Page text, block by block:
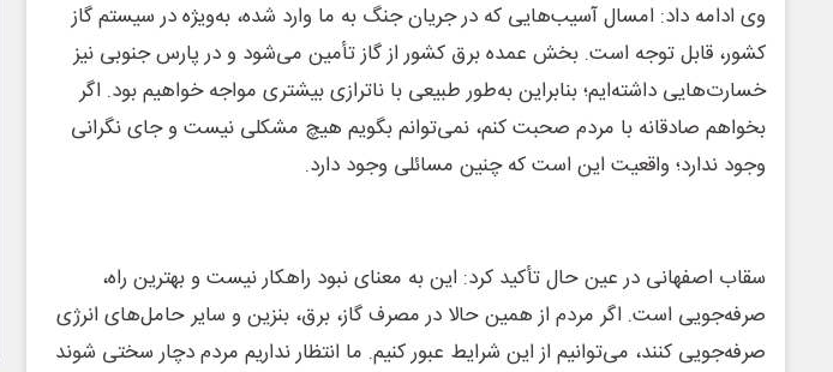
وی ادامه داد: امسال آسیب‌هایی که در جریان جنگ به ما وارد شده، به‌ویژه در سیستم گاز
کشور، قابل توجه است. بخش عمده برق کشور از گاز تأمین می‌شود و در پارس جنوبی نیز
خسارت‌هایی داشته‌ایم؛ بنابراین به‌طور طبیعی با ناترازی بیشتری مواجه خواهیم بود. اگر
بخواهم صادقانه با مردم صحبت کنم، نمی‌توانم بگویم هیچ مشکلی نیست و جای نگرانی
وجود ندارد؛ واقعیت این است که چنین مسائلی وجود دارد.
سقاب اصفهانی در عین حال تأکید کرد: این به معنای نبود راهکار نیست و بهترین راه،
صرفه‌جویی است. اگر مردم از همین حالا در مصرف گاز، برق، بنزین و سایر حامل‌های انرژی
صرفه‌جویی کنند، می‌توانیم از این شرایط عبور کنیم. ما انتظار نداریم مردم دچار سختی شوند